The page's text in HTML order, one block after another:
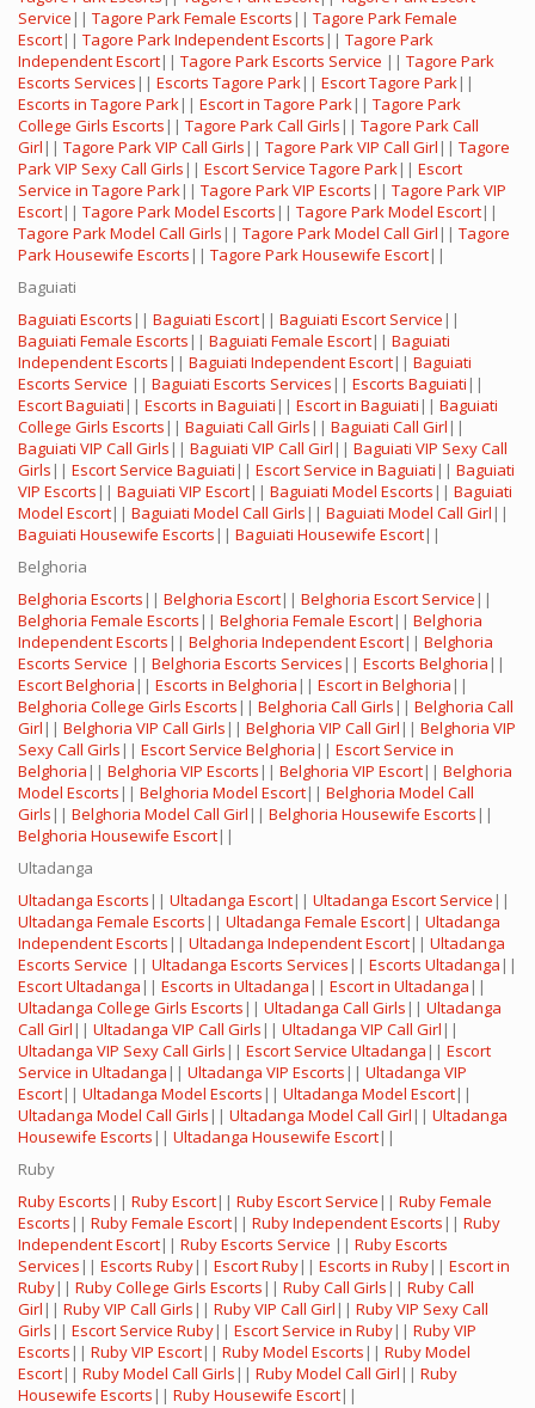
Service || Tagore Park Female Escorts || Tagore Park Female
Escort|| Tagore Park Independent Escorts || Tagore Park
Independent Escort|| Tagore Park Escorts Service || Tagore Park
Escorts Services || Escorts Tagore Park|| Escort Tagore Park||
Escorts in Tagore Park|| Escort in Tagore Park|| Tagore Park
College Girls Escorts || Tagore Park Call Girls || Tagore Park Call
Girl || Tagore Park VIP Call Girls || Tagore Park VIP Call Girl || Tagore
Park VIP Sexy Call Girls || Escort Service Tagore Park|| Escort
Service in Tagore Park|| Tagore Park VIP Escorts || Tagore Park VIP
Escort|| Tagore Park Model Escorts || Tagore Park Model Escort||
Tagore Park Model Call Girls || Tagore Park Model Call Girl || Tagore
Park Housewife Escorts || Tagore Park Housewife Escort||
Baguiati
Baguiati Escorts || Baguiati Escort|| Baguiati Escort Service ||
Baguiati Female Escorts || Baguiati Female Escort|| Baguiati
Independent Escorts || Baguiati Independent Escort|| Baguiati
Escorts Service || Baguiati Escorts Services || Escorts Baguiati ||
Escort Baguiati || Escorts in Baguiati || Escort in Baguiati || Baguiati
College Girls Escorts || Baguiati Call Girls || Baguiati Call Girl ||
Baguiati VIP Call Girls || Baguiati VIP Call Girl || Baguiati VIP Sexy Call
Girls || Escort Service Baguiati || Escort Service in Baguiati || Baguiati
VIP Escorts || Baguiati VIP Escort|| Baguiati Model Escorts || Baguiati
Model Escort|| Baguiati Model Call Girls || Baguiati Model Call Girl ||
Baguiati Housewife Escorts || Baguiati Housewife Escort||
Belghoria
Belghoria Escorts || Belghoria Escort|| Belghoria Escort Service ||
Belghoria Female Escorts || Belghoria Female Escort|| Belghoria
Independent Escorts || Belghoria Independent Escort|| Belghoria
Escorts Service || Belghoria Escorts Services || Escorts Belghoria ||
Escort Belghoria || Escorts in Belghoria || Escort in Belghoria ||
Belghoria College Girls Escorts || Belghoria Call Girls || Belghoria Call
Girl || Belghoria VIP Call Girls || Belghoria VIP Call Girl || Belghoria VIP
Sexy Call Girls || Escort Service Belghoria || Escort Service in
Belghoria || Belghoria VIP Escorts || Belghoria VIP Escort|| Belghoria
Model Escorts || Belghoria Model Escort|| Belghoria Model Call
Girls || Belghoria Model Call Girl || Belghoria Housewife Escorts ||
Belghoria Housewife Escort||
Ultadanga
Ultadanga Escorts || Ultadanga Escort|| Ultadanga Escort Service ||
Ultadanga Female Escorts || Ultadanga Female Escort|| Ultadanga
Independent Escorts || Ultadanga Independent Escort|| Ultadanga
Escorts Service || Ultadanga Escorts Services || Escorts Ultadanga ||
Escort Ultadanga || Escorts in Ultadanga || Escort in Ultadanga ||
Ultadanga College Girls Escorts || Ultadanga Call Girls || Ultadanga
Call Girl || Ultadanga VIP Call Girls || Ultadanga VIP Call Girl ||
Ultadanga VIP Sexy Call Girls || Escort Service Ultadanga || Escort
Service in Ultadanga || Ultadanga VIP Escorts || Ultadanga VIP
Escort|| Ultadanga Model Escorts || Ultadanga Model Escort||
Ultadanga Model Call Girls || Ultadanga Model Call Girl || Ultadanga
Housewife Escorts || Ultadanga Housewife Escort||
Ruby
Ruby Escorts || Ruby Escort|| Ruby Escort Service || Ruby Female
Escorts || Ruby Female Escort|| Ruby Independent Escorts || Ruby
Independent Escort|| Ruby Escorts Service || Ruby Escorts
Services || Escorts Ruby|| Escort Ruby|| Escorts in Ruby|| Escort in
Ruby|| Ruby College Girls Escorts || Ruby Call Girls || Ruby Call
Girl || Ruby VIP Call Girls || Ruby VIP Call Girl || Ruby VIP Sexy Call
Girls || Escort Service Ruby|| Escort Service in Ruby|| Ruby VIP
Escorts || Ruby VIP Escort|| Ruby Model Escorts || Ruby Model
Escort|| Ruby Model Call Girls || Ruby Model Call Girl || Ruby
Housewife Escorts || Ruby Housewife Escort||